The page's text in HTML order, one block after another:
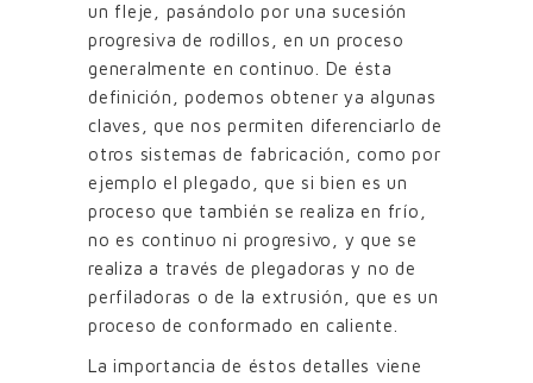
un fleje, pasándolo por una sucesión
progresiva de rodillos, en un proceso
generalmente en continuo. De ésta
definición, podemos obtener ya algunas
claves, que nos permiten diferenciarlo de
otros sistemas de fabricación, como por
ejemplo el plegado, que si bien es un
proceso que también se realiza en frío,
no es continuo ni progresivo, y que se
realiza a través de plegadoras y no de
perfiladoras o de la extrusión, que es un
proceso de conformado en caliente.
La importancia de éstos detalles viene